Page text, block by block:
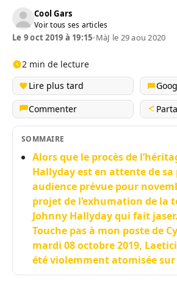
Cool Gars
Voir tous ses articles
Le 9 oct 2019 à 19:15•MàJ le 29 aou 2020
2 min de lecture
Lire plus tard
Commenter
SOMMAIRE
Alors que le procès de
Hallyday est en attente de
audience prévue pour
projet de l’exhumation de la
Johnny Hallyday qui fait
Touche pas à mon poste de
mardi 08 octobre 2019,
été violemment atomisée sur